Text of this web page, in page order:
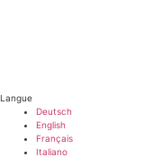
Langue
Deutsch
English
Français
Italiano